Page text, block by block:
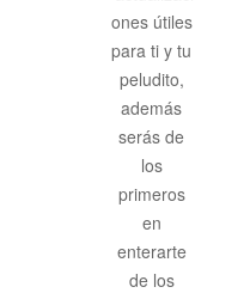
ones útiles
para ti y tu
peludito,
además
serás de
los
primeros
en
enterarte
de los